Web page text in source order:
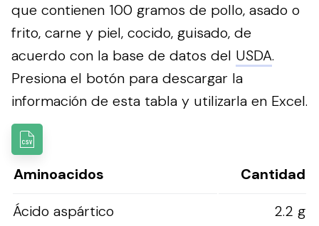
que contienen 100 gramos de pollo, asado o
frito, carne y piel, cocido, guisado, de
acuerdo con la base de datos del USDA.
Presiona el botón para descargar la
información de esta tabla y utilizarla en Excel.
Aminoacidos
Cantidad
Ácido aspártico
2.2 g